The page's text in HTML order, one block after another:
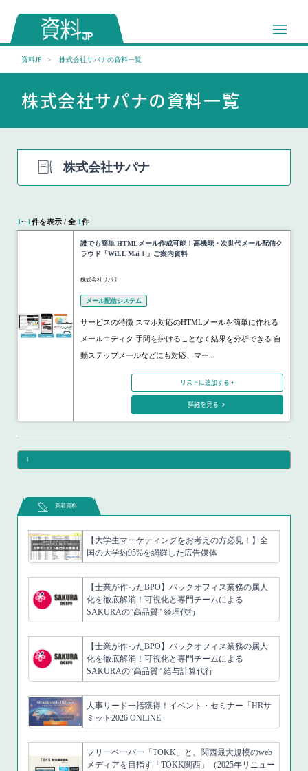
資料JP 株式会社サパナの資料一覧
株式会社サパナの資料一覧
株式会社サパナ
1~ 1件を表示 / 全 1件
誰でも簡単 HTMLメール作成可能！高機能・次世代メール配信ク
ラウド「WiLL Maiｌ」ご案内資料
株式会社サパナ
メール配信システム
サービスの特徴 スマホ対応のHTMLメールを簡単に作れる
メールエディタ 手間を掛けることなく結果を分析できる 自
動ステップメールなどにも対応、マー...
リストに追加する +
詳細を見る
1
新着資料
【大学生マーケティングをお考えの方必見！】全
国の大学約95%を網羅した広告媒体
【士業が作ったBPO】バックオフィス業務の属人
化を徹底解消！可視化と専門チームによる
SAKURAの”高品質” 経理代行
【士業が作ったBPO】バックオフィス業務の属人
化を徹底解消！可視化と専門チームによる
SAKURAの”高品質” 給与計算代行
人事リード一括獲得！イベント・セミナー「HRサ
ミット2026 ONLINE」
フリーペーパー「TOKK」と、関西最大規模のweb
メディアを目指す「TOKK関西」（2025年リニュー